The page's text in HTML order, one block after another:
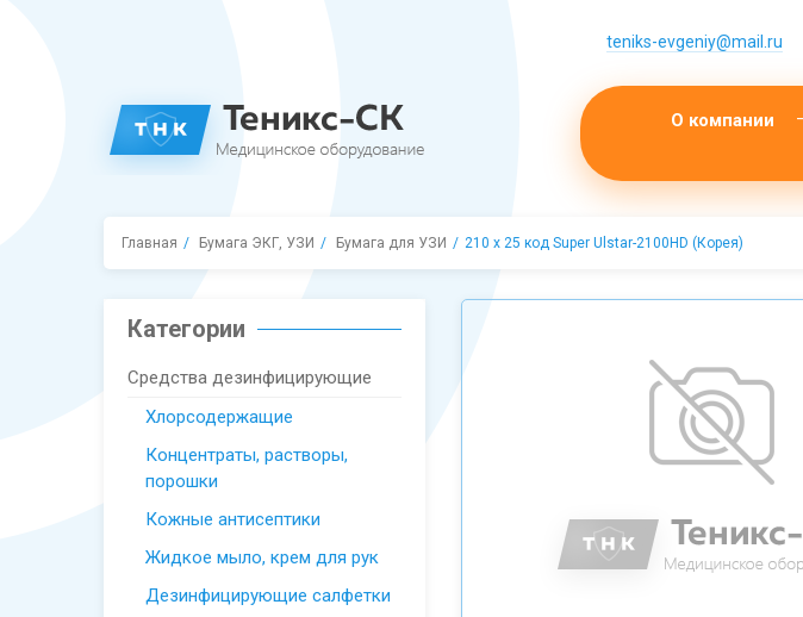
teniks-evgeniy@mail.­ru
О компании
Главная Бумага ЭКГ, УЗИ Бумага для УЗИ 210 х 25 код Super Ulstar-2100HD (Корея)
Категории
Средства дезинфицирующие
Хлорсодержащие
Концентраты, растворы,
порошки
Кожные антисептики
Жидкое мыло, крем для рук
Дезинфицирующие салфетки